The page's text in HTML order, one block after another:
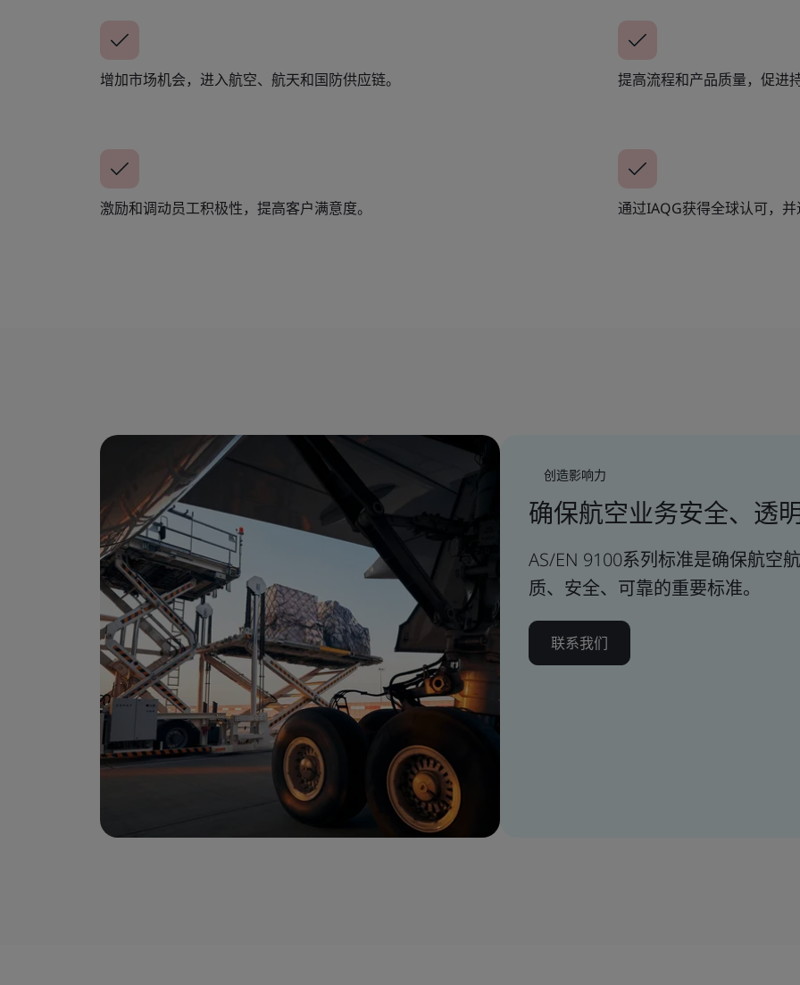
增加市场机会，进入航空、航天和国防供应链。 提高流程和产品质量，促进
激励和调动员工积极性，提高客户满意度。 通过IAQG获得全球认可，
创造影响力
确保航空业务安全、透
AS/EN 9100系列标准是确保航空
质、安全、可靠的重要标准。
联系我们